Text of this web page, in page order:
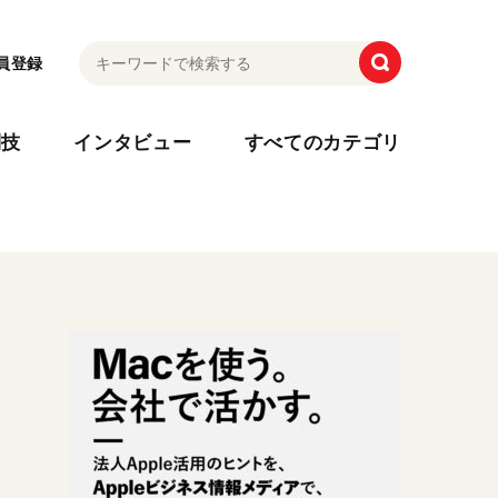
登録
インタビュー すべてのカテゴリ